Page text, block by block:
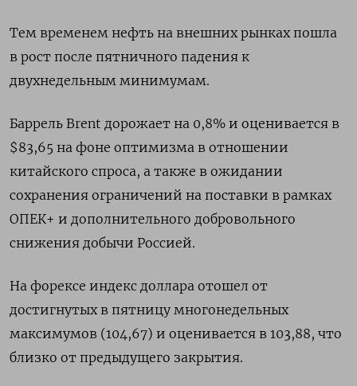
Тем временем нефть на внешних рынках пошла
в рост после пятничного падения к
двухнедельным минимумам.
Баррель Brent дорожает на 0,8% и оценивается в
$83,65 на фоне оптимизма в отношении
китайского спроса, а также в ожидании
сохранения ограничений на поставки в рамках
ОПЕК+ и дополнительного добровольного
снижения добычи Россией.
На форексе индекс доллара отошел от
достигнутых в пятницу многонедельных
максимумов (104,67) и оценивается в 103,88, что
близко от предыдущего закрытия.